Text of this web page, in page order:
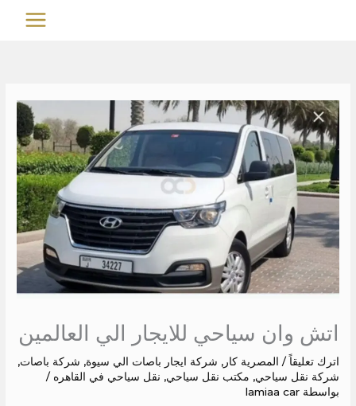
MAIN
اتش وان سياحي للايجار الي العالمين
اترك تعليقاً / المصرية كار, شركة ايجار باصات الي سيوة, شركة باصات,
شركة نقل سياحي, مكتب نقل سياحي, نقل سياحي في القاهره /
بواسطة lamiaa car